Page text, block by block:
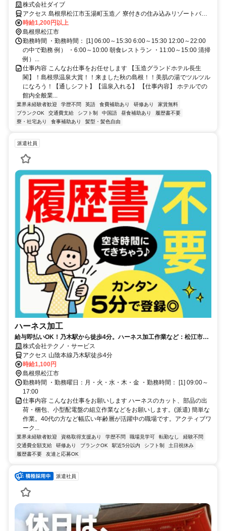
根！！美肌の湯でツルツルになろう！【通しシフト】【温泉入れる】
株式会社ダイブ
アクセス 島根県松江市玉湯町玉造／ 寮付きの住み込みリゾートバイ
ト／生活費が抑えられるのでお金が貯まる／休日は観光し放題／急募
／面接なし
時給1,200円以上
島根県松江市
勤務時間 ・勤務時間： [1] 06:00～15:30 6:00～15:30 12:00～22:00
の中で勤務 例） ・6:00～10:00 朝食レストラン ・11:00～15:00 清掃
例）...
仕事内容 こんなお仕事をお任せします 【玉造グランドホテル長生
閣】！島根県温泉大賞！！来ました秋の島根！！美肌の湯でツルツル
になろう！【通しシフト】【温泉入れる】 【仕事内容】 ホテルでの
館内全般業...
業界未経験者歓迎 学歴不問 英語 食費補助あり 研修あり
家賃無料
ブランクOK
交通費支給 シフト制 中国語 昼食補助あり
履歴書不要
寮・社宅あり
食事補助あり 髪型・髪色自由
派遣社員
ハーネス加工
給与即払いOK！乃木駅から徒歩4分。ハーネス加工作業など：松江市西
嫁島株式会社テクノ・サービス
アクセス 山陰本線乃木駅徒歩4分
時給1,100円
島根県松江市
勤務時間 ・勤務曜日：月・火・水・木・金 ・勤務時間： [1] 09:00～
17:00
仕事内容 こんなお仕事をお願いします ハーネスのカット、部品の出
荷・梱包、小型配電盤の組立作業などをお願いします。(派遣) 簡単な
作業。40代の方など幅広い年齢層が活躍中の職場です。アクティブワ
ーク...
業界未経験者歓迎 資格取得支援あり 学歴不問 職場見学可 転勤なし
経験不問
交通費全額支給
研修あり ブランクOK 駅近5分以内 シフト制
土日祝休み
履歴書不要
友達と応募OK
派遣社員